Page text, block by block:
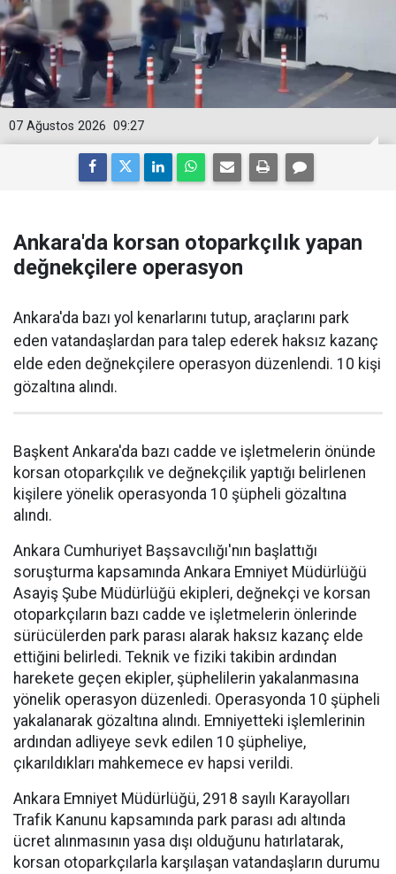
09:27
07 Ağustos 2026
Ankara'da korsan otoparkçılık yapan
değnekçilere operasyon
Ankara'da bazı yol kenarlarını tutup, araçlarını park
eden vatandaşlardan para talep ederek haksız kazanç
elde eden değnekçilere operasyon düzenlendi. 10 kişi
gözaltına alındı.
Başkent Ankara'da bazı cadde ve işletmelerin önünde
korsan otoparkçılık ve değnekçilik yaptığı belirlenen
kişilere yönelik operasyonda 10 şüpheli gözaltına
alındı.
Ankara Cumhuriyet Başsavcılığı'nın başlattığı
soruşturma kapsamında Ankara Emniyet Müdürlüğü
Asayiş Şube Müdürlüğü ekipleri, değnekçi ve korsan
otoparkçıların bazı cadde ve işletmelerin önlerinde
sürücülerden park parası alarak haksız kazanç elde
ettiğini belirledi. Teknik ve fiziki takibin ardından
harekete geçen ekipler, şüphelilerin yakalanmasına
yönelik operasyon düzenledi. Operasyonda 10 şüpheli
yakalanarak gözaltına alındı. Emniyetteki işlemlerinin
ardından adliyeye sevk edilen 10 şüpheliye,
çıkarıldıkları mahkemece ev hapsi verildi.
Ankara Emniyet Müdürlüğü, 2918 sayılı Karayolları
Trafik Kanunu kapsamında park parası adı altında
ücret alınmasının yasa dışı olduğunu hatırlatarak,
korsan otoparkçılarla karşılaşan vatandaşların durumu